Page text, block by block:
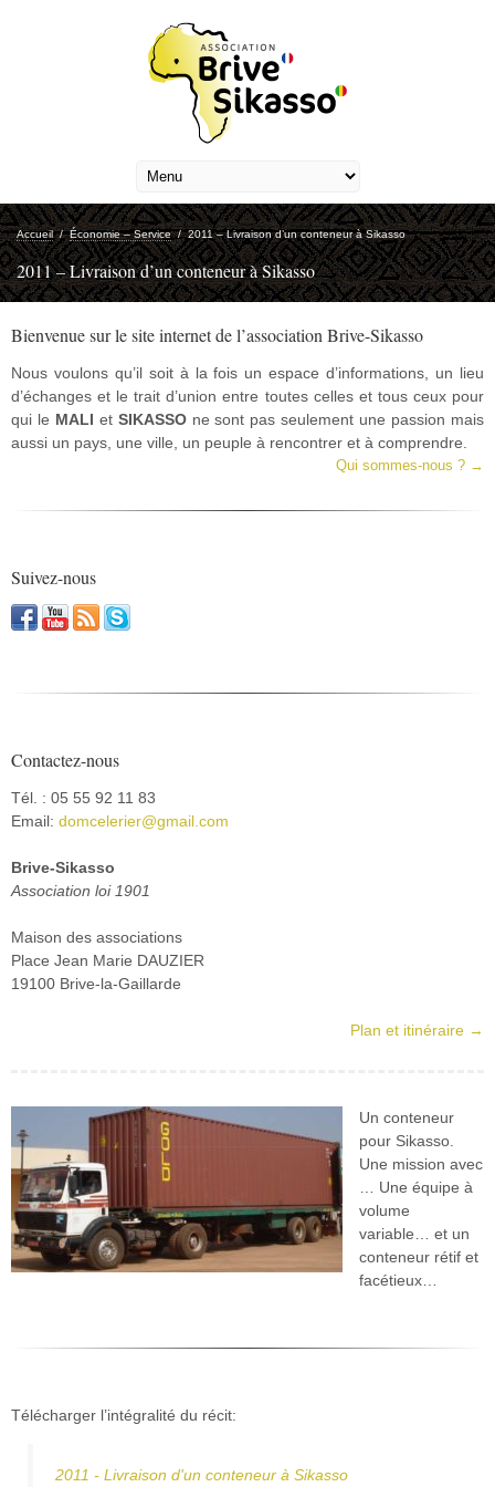
Accueil/Économie – Service/2011 – Livraison d’un conteneur à Sikasso
2011 – Livraison d’un conteneur à Sikasso
Bienvenue sur le site internet de l’association Brive-Sikasso
Nous voulons qu’il soit à la fois un espace d’informations, un lieu
d’échanges et le trait d’union entre toutes celles et tous ceux pour
qui le MALI et SIKASSOne sont pas seulement une passion mais
aussi un pays, une ville, un peuple à rencontrer et à comprendre.
Qui sommes-nous ? →
Suivez-nous
Contactez-nous
Tél. : 05 55 92 11 83
Email: domcelerier@gmail.com
Brive-Sikasso
Association loi 1901
Maison des associations
Place Jean Marie DAUZIER
19100 Brive-la-Gaillarde
Plan et itinéraire →
Un conteneur
pour Sikasso.
Une mission avec
… Une équipe à
volume
variable… et un
conteneur rétif et
facétieux…
Télécharger l’intégralité du récit:
2011 - Livraison d'un conteneur à Sikasso